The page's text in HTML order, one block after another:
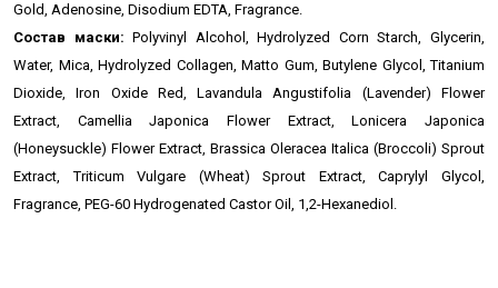
Gold, Adenosine, Disodium EDTA, Fragrance.
Состав маски: Polyvinyl Alcohol, Hydrolyzed Corn Starch, Glycerin,
Water, Mica, Hydrolyzed Collagen, Matto Gum, Butylene Glycol, Titanium
Dioxide, Iron Oxide Red, Lavandula Angustifolia (Lavender) Flower
Extract, Camellia Japonica Flower Extract, Lonicera Japonica
(Honeysuckle) Flower Extract, Brassica Oleracea Italica (Broccoli) Sprout
Ex­tract, Triticum Vulgare (Wheat) Sprout Extract, Caprylyl Glycol,
Fragrance, PEG-60 Hydrogenated Castor Oil, 1,2-Hexanediol.